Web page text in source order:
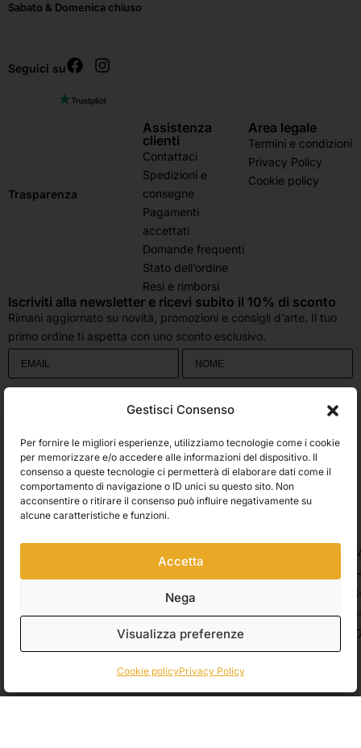
Gestisci Consenso
Per fornire le migliori esperienze, utilizziamo tecnologie come i cookie
per memorizzare e/o accedere alle informazioni del dispositivo. Il
consenso a queste tecnologie ci permetterà di elaborare dati come il
comportamento di navigazione o ID unici su questo sito. Non
acconsentire o ritirare il consenso può influire negativamente su
alcune caratteristiche e funzioni.
Accetta
Nega
Visualizza preferenze
Cookie policyPrivacy Policy
Sabato & Domenica chiuso
Seguici su
Trasparenza
Assistenza
clienti
Contattaci
Spedizioni e
consegne
Pagamenti
accettati
Domande frequenti
Stato dell’ordine
Resi e rimborsi
Area legale
Termini e condizioni
Privacy Policy
Cookie policy
Iscriviti alla newsletter e ricevi subito il 10% di sconto
Rimani aggiornato su novità, promozioni e consigli d’arte. Il tuo
primo ordine ti aspetta con uno sconto esclusivo.
accetti che i dati personali da te forniti vengano trasferiti a Brevo per il
Accetto le condizioni generali e di ricevere le Newsletters.
ISCRIVITI
Spedizioni
© 2026 Belle Arti Corbara, IT03736520408 – REA: FO – 314246. All rights